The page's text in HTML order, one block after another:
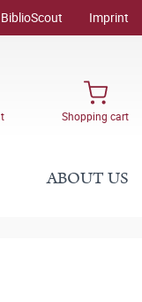
BiblioScout Imprint
Shopping cart
ABOUT US